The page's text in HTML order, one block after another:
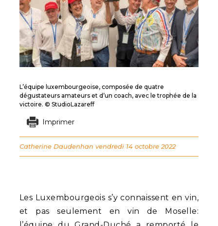
Les Luxembourgeois s’y connaissent en vin,
et pas seulement en vin de Moselle:
L’équipe luxembourgeoise, composée de quatre
dégustateurs amateurs et d’un coach, avec le trophée de la
victoire. © StudioLazareff
Imprimer
Catherine Daudenhan vendredi 14 octobre 2022